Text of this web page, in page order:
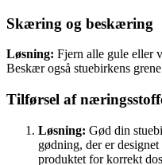
Skæring og beskæring
Løsning: Fjern alle gule eller
Beskær også stuebirkens
Tilførsel af
Løsning: Gød din
gødning, der er
produktet for korrekt